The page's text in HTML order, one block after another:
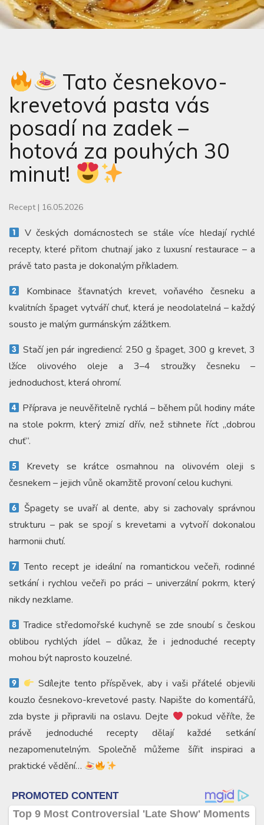
Tato česnekovo-
krevetová pasta vás
posadí na zadek –
hotová za pouhých 30
minut!
Recept | 16.05.2026
V českých domácnostech se stále více hledají rychlé
recepty, které přitom chutnají jako z luxusní restaurace – a
právě tato pasta je dokonalým příkladem.
Kombinace šťavnatých krevet, voňavého česneku a
kvalitních špaget vytváří chuť, která je neodolatelná – každý
sousto je malým gurmánským zážitkem.
Stačí jen pár ingrediencí: 250 g špaget, 300 g krevet, 3
lžíce olivového oleje a 3–4 stroužky česneku –
jednoduchost, která ohromí.
Příprava je neuvěřitelně rychlá – během půl hodiny máte
na stole pokrm, který zmizí dřív, než stihnete říct „dobrou
chuť“.
Krevety se krátce osmahnou na olivovém oleji s
česnekem – jejich vůně okamžitě provoní celou kuchyni.
Špagety se uvaří al dente, aby si zachovaly správnou
strukturu – pak se spojí s krevetami a vytvoří dokonalou
harmonii chutí.
Tento recept je ideální na romantickou večeři, rodinné
setkání i rychlou večeři po práci – univerzální pokrm, který
nikdy nezklame.
Tradice středomořské kuchyně se zde snoubí s českou
oblibou rychlých jídel – důkaz, že i jednoduché recepty
mohou být naprosto kouzelné.
Sdílejte tento příspěvek, aby i vaši přátelé objevili
kouzlo česnekovo-krevetové pasty. Napište do komentářů,
zda byste ji připravili na oslavu. Dejte
pokud věříte, že
právě jednoduché recepty dělají každé setkání
nezapomenutelným. Společně můžeme šířit inspiraci a
praktické vědění…